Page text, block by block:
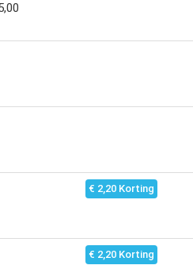
€ 2,20 Korting
€ 2,20 Korting